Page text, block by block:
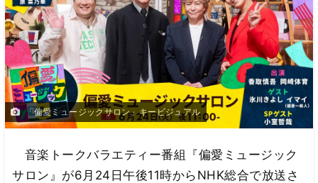
「偏愛ミュージックサロン」キービジュアル
音楽トークバラエティー番組『偏愛ミュージック
サロン』が6月24日午後11時からNHK総合で放送さ